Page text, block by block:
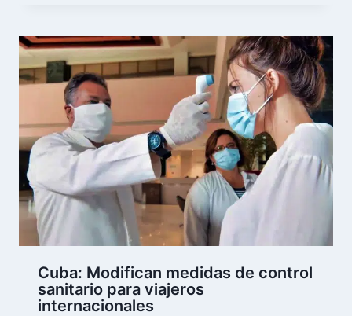
Cuba: Modifican medidas de control
sanitario para viajeros
internacionales